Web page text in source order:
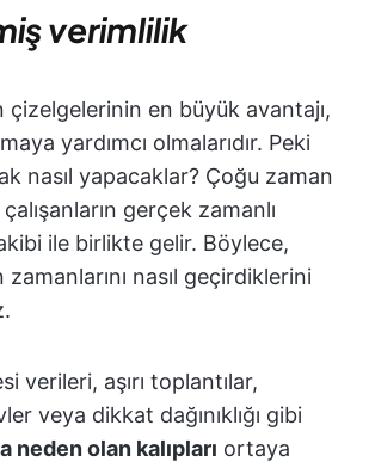
verimlilik
çizelgelerinin en büyük avantajı,
yardımcı olmalarıdır. Peki
nasıl yapacaklar? Çoğu zaman
çalışanların gerçek zamanlı
ile birlikte gelir. Böylece,
zamanlarını nasıl geçirdiklerini
verileri, aşırı toplantılar,
veya dikkat dağınıklığı gibi
neden olan kalıpları ortaya